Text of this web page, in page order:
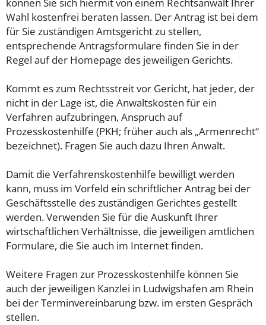
Wahl kostenfrei beraten lassen. Der Antrag ist bei dem
für Sie zuständigen Amtsgericht zu stellen,
entsprechende Antragsformulare finden Sie in der
Regel auf der Homepage des jeweiligen Gerichts.
Kommt es zum Rechtsstreit vor Gericht, hat jeder, der
nicht in der Lage ist, die Anwaltskosten für ein
Verfahren aufzubringen, Anspruch auf
Prozesskostenhilfe (PKH; früher auch als „Armenrecht“
bezeichnet). Fragen Sie auch dazu Ihren Anwalt.
Damit die Verfahrenskostenhilfe bewilligt werden
kann, muss im Vorfeld ein schriftlicher Antrag bei der
Geschäftsstelle des zuständigen Gerichtes gestellt
werden. Verwenden Sie für die Auskunft Ihrer
wirtschaftlichen Verhältnisse, die jeweiligen amtlichen
Formulare, die Sie auch im Internet finden.
Weitere Fragen zur Prozesskostenhilfe können Sie
auch der jeweiligen Kanzlei in Ludwigshafen am Rhein
bei der Terminvereinbarung bzw. im ersten Gespräch
stellen.